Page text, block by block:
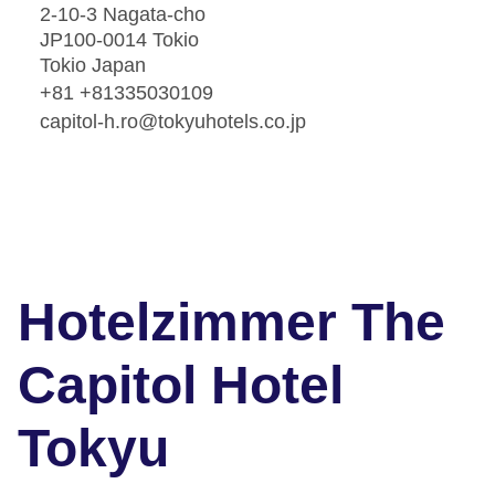
2-10-3 Nagata-cho
JP100-0014 Tokio
Tokio Japan
+81 +81335030109
capitol-h.ro@tokyuhotels.co.jp
Hotelzimmer The
Capitol Hotel
Tokyu